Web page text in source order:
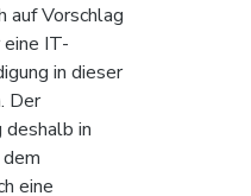
auf Vorschlag
IT-
in dieser
Der
deshalb in
eine